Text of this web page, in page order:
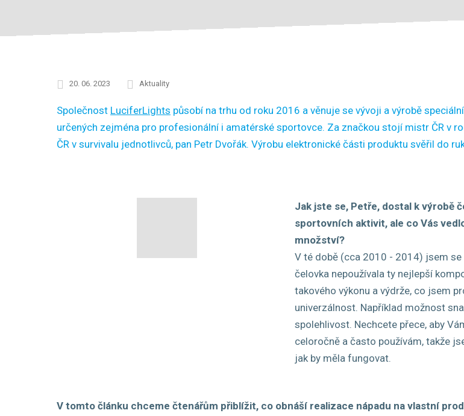
20. 06. 2023 Aktuality
Společnost LuciferLights působí na trhu od roku 2016 a věnuje se vývoji a výrobě
určených zejména pro profesionální i amatérské sportovce. Za značkou stojí mistr ČR v
ČR v survivalu jednotlivců, pan Petr Dvořák. Výrobu elektronické části produktu svěřil do
Jak jste se, Petře, dostal k výrobě
sportovních aktivit, ale co Vás
množství?
V té době (cca 2010 - 2014) jsem
čelovka nepoužívala ty nejlepší
takového výkonu a výdrže, co jsem
univerzálnost. Například možnost
spolehlivost. Nechcete přece, aby
celoročně a často používám, takže
jak by měla fungovat.
V tomto článku chceme čtenářům přiblížit, co obnáší realizace nápadu na vlastní